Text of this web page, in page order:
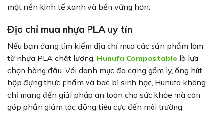
một nền kinh tế xanh và bền vững hơn.
Địa chỉ mua nhựa PLA uy tín
Nếu bạn đang tìm kiếm địa chỉ mua các sản phẩm làm
từ nhựa PLA chất lượng, Hunufa Compostable là lựa
chọn hàng đầu. Với danh mục đa dạng gồm ly, ống hút,
hộp đựng thực phẩm và bao bì sinh học, Hunufa không
chỉ mang đến giải pháp an toàn cho sức khỏe mà còn
góp phần giảm tác động tiêu cực đến môi trường.